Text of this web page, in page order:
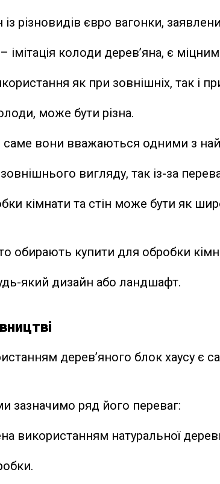
різновидів євро вагонки,
колоди дерев’яна, є
як при зовнішніх, так і
може бути різна.
саме вони вважаються одними з
вигляду, так із-за
кімнати та стін може бути як
обирають купити для обробки
який дизайн або ландшафт.
дерев’яного блок хаусу є
зазначимо ряд його переваг:
використанням натуральної